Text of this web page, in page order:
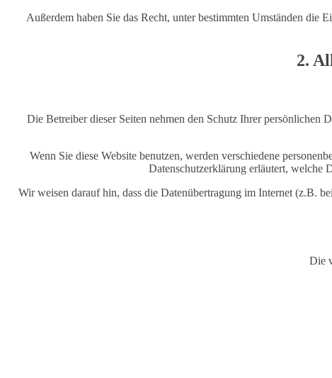
Außerdem haben Sie das Recht, unter bestimmten Umständen die
2.
Die Betreiber dieser Seiten nehmen den Schutz Ihrer persönlichen
Wenn Sie diese Website benutzen, werden verschiedene
Datenschutzerklärung erläutert, welche
Wir weisen darauf hin, dass die Datenübertragung im Internet (z.B.
Die